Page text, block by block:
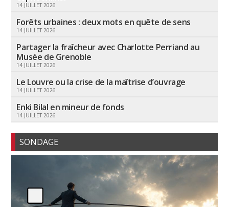
14 JUILLET 2026
Forêts urbaines : deux mots en quête de sens
14 JUILLET 2026
Partager la fraîcheur avec Charlotte Perriand au
Musée de Grenoble
14 JUILLET 2026
Le Louvre ou la crise de la maîtrise d’ouvrage
14 JUILLET 2026
Enki Bilal en mineur de fonds
14 JUILLET 2026
SONDAGE